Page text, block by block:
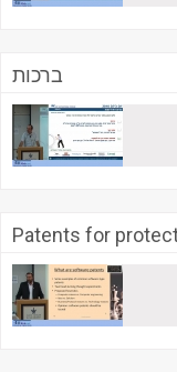
ברכות
Patents for